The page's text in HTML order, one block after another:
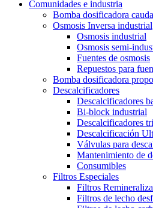
Comunidades e industria
Bomba dosificadora
Osmosis Inversa industrial
Osmosis industrial
Osmosis semi-
Fuentes de osmosis
Repuestos para
Bomba dosificadora
Descalcificadores
Descalcificadores
Bi-block industrial
Descalcificadores
Descalcificación
Válvulas para
Mantenimiento de
Consumibles
Filtros Especiales
Filtros
Filtros de lecho